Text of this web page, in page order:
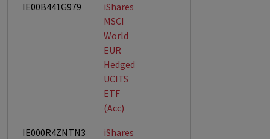
IE00B441G979
iShares
MSCI
World
EUR
Hedged
UCITS
ETF
(Acc)
IE000R4ZNTN3
iShares